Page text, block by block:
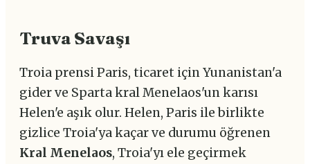
Truva Savaşı
Troia prensi Paris, ticaret için Yunanistan'a
gider ve Sparta kral Menelaos'un karısı
Helen'e aşık olur. Helen, Paris ile birlikte
gizlice Troia'ya kaçar ve durumu öğrenen
Kral Menelaos, Troia'yı ele geçirmek